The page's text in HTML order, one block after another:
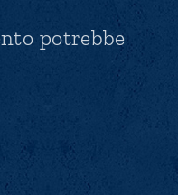
potrebbe